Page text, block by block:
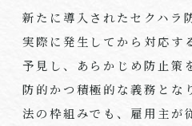
新たに導入されたセクハラ
実際に発生してから対応す
予見し、あらかじめ防止策
防的かつ積極的な義務とな
法の枠組みでも、雇用主が